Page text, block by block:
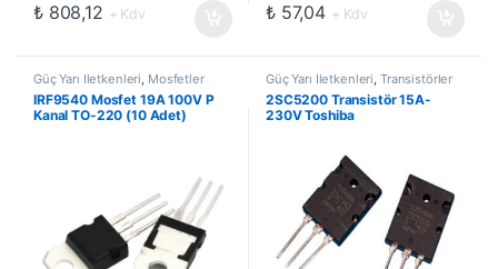
₺808,12 + Kdv ₺57,04 + Kdv
Güç Yarı İletkenleri Mosfetler
IRF9540 Mosfet 19A 100V P
Kanal TO-220 (10 Adet)
Güç Yarı İletkenleri Transistörler
2SC5200 Transistör 15A-
230V Toshiba